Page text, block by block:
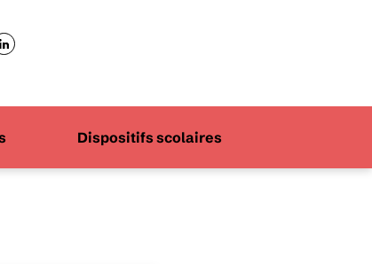
Dispositifs scolaires